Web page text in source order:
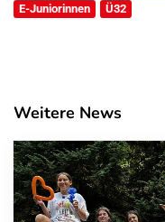
E-Juniorinnen
Ü32
Weitere News